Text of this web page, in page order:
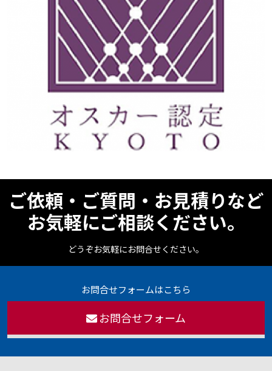
ご依頼・ご質問・お見積りなど
お気軽にご相談ください。
どうぞお気軽にお問合せください。
お問合せフォームはこちら
お問合せフォーム